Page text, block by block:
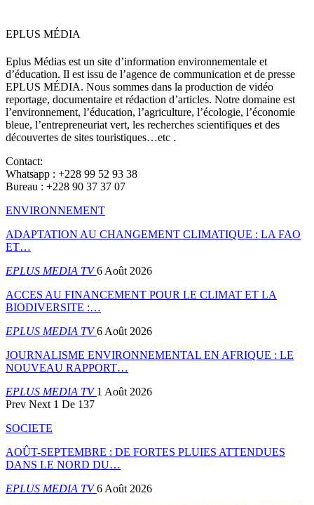
EPLUS MÉDIA
Eplus Médias est un site d’information environnementale et
d’éducation. Il est issu de l’agence de communication et de presse
EPLUS MÉDIA. Nous sommes dans la production de vidéo
reportage, documentaire et rédaction d’articles. Notre domaine est
l’environnement, l’éducation, l’agriculture, l’écologie, l’économie
bleue, l’entrepreneuriat vert, les recherches scientifiques et des
découvertes de sites touristiques…etc .
Contact:
Whatsapp : +228 99 52 93 38
Bureau : +228 90 37 37 07
ENVIRONNEMENT
ADAPTATION AU CHANGEMENT CLIMATIQUE : LA FAO
ET…
EPLUS MEDIA TV6 Août 2026
ACCES AU FINANCEMENT POUR LE CLIMAT ET LA
BIODIVERSITE :…
EPLUS MEDIA TV6 Août 2026
JOURNALISME ENVIRONNEMENTAL EN AFRIQUE : LE
NOUVEAU RAPPORT…
EPLUS MEDIA TV1 Août 2026
Prev Next 1 De 137
SOCIETE
AOÛT-SEPTEMBRE : DE FORTES PLUIES ATTENDUES
DANS LE NORD DU…
EPLUS MEDIA TV6 Août 2026